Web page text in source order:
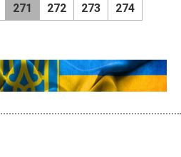
271 272 273 274